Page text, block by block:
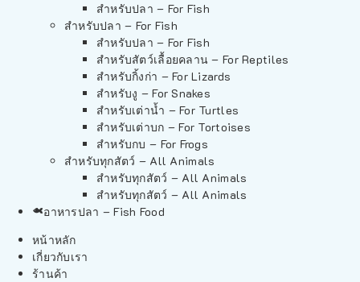
สำหรับปลา – For Fish
สำหรับปลา – For Fish
สำหรับปลา – For Fish
สำหรับสัตว์เลื้อยคลาน – For Reptiles
สำหรับกิ้งก่า – For Lizards
สำหรับงู – For Snakes
สำหรับเต่าน้ำ – For Turtles
สำหรับเต่าบก – For Tortoises
สำหรับกบ – For Frogs
สำหรับทุกสัตว์ – All Animals
สำหรับทุกสัตว์ – All Animals
สำหรับทุกสัตว์ – All Animals
อาหารปลา – Fish Food
หน้าหลัก
เกี่ยวกับเรา
ร้านค้า